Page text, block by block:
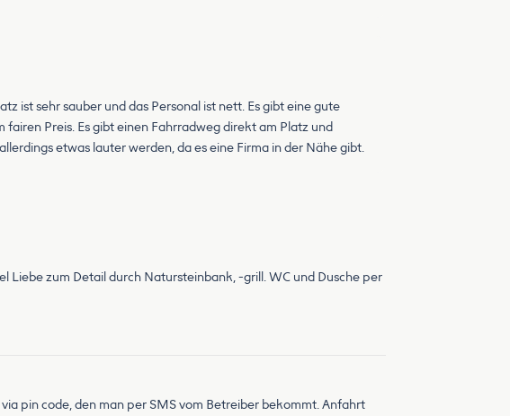
ist sehr sauber und das Personal ist nett. Es gibt eine gute
Preis. Es gibt einen Fahrradweg direkt am Platz und
etwas lauter werden, da es eine Firma in der Nähe gibt.
Liebe zum Detail durch Natursteinbank, -grill. WC und Dusche per
pin code, den man per SMS vom Betreiber bekommt. Anfahrt